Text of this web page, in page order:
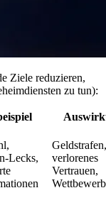
Ziele reduzieren,
zu tun):
Lecks,
Geldstrafen,
verlorenes
Vertrauen,